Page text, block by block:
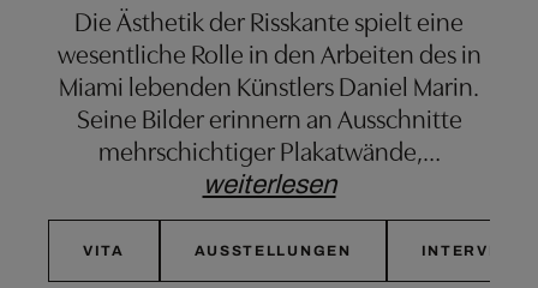
Die Ästhetik der Risskante spielt eine
wesentliche Rolle in den Arbeiten des in
Miami lebenden Künstlers Daniel Marin.
Seine Bilder erinnern an Ausschnitte
mehrschichtiger Plakatwände,…
weiterlesen
VITA AUSSTELLUNGEN INTERVIEW